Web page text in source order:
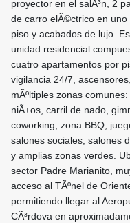
proyector en el salÃ³n, 2
de carro elÃ©ctrico en uno
piso y acabados de lujo.
unidad residencial
cuatro apartamentos por
vigilancia 24/7,
mÃºltiples zonas
niÃ±os, carril de nado,
coworking, zona BBQ,
salones sociales, salones
y amplias zonas verdes.
sector Padre Marianito,
acceso al TÃºnel de
permitiendo llegar al
CÃ³rdova en